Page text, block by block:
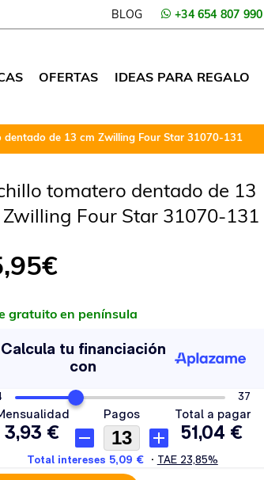
BLOG +34 654 807 990
OFERTAS IDEAS PARA REGALO
dentado de 13 cm Zwilling Four Star 31070-131
tomatero dentado de 13
Zwilling Four Star 31070-131
€
gratuito en península